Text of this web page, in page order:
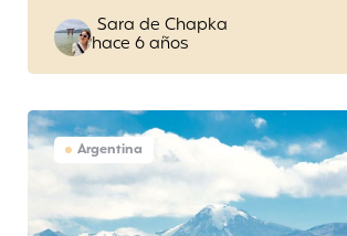
Posted
by
Sara de Chapka
hace 6 años
Argentina